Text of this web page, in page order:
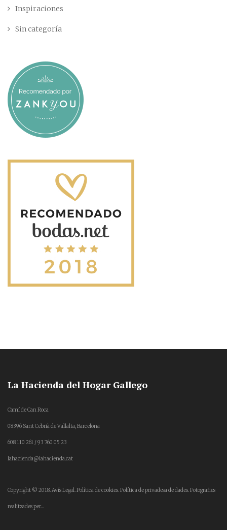
Inspiraciones
Sin categoría
La Hacienda del Hogar Gallego
Camí de Can Roca
08396 Sant Cebrià de Vallalta, Barcelona
608 110 261 / 93 760 05 23
lahacienda@lahacienda.cat
Copyright © 2018.Avís Legal.Política de cookies.Política de privadesa de dades.Fotografies
realitzades per...